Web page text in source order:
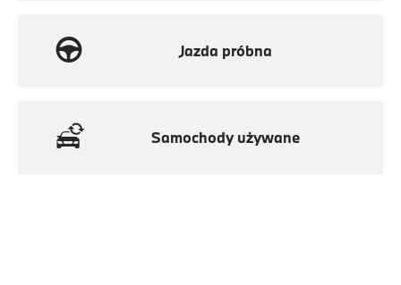
Jazda próbna
Samochody używane